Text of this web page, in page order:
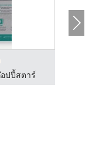
ปปี้สตาร์